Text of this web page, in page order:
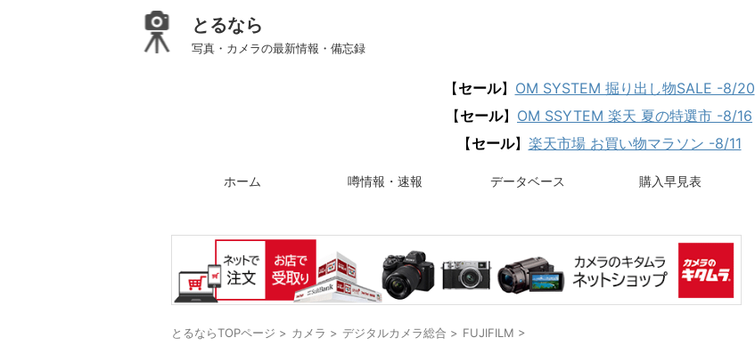
とるなら
写真・カメラの最新情報・備忘録
【セール】 OM SYSTEM 掘り出し物SALE -8/20
【セール】 OM SSYTEM 楽天 夏の特選市 -8/16
【セール】 楽天市場 お買い物マラソン -8/11
ホーム 噂情報・速報 データベース 購入早見表
とるならTOPページ > カメラ > デジタルカメラ総合 > FUJIFILM >